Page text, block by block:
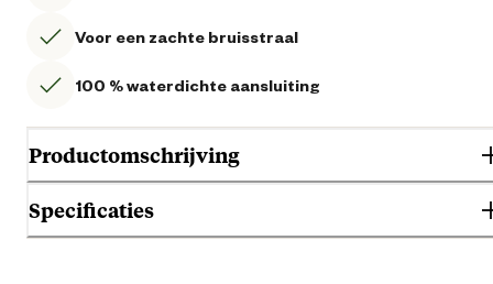
Voor een zachte bruisstraal
100 % waterdichte aansluiting
Productomschrijving
Specificaties